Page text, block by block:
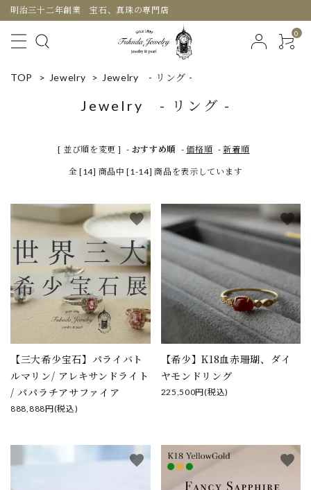
明治三十二年創業 宝石、真珠の専門店
0
TOP > Jewelry > Jewelry - リング -
Jewelry - リング -
[ 並び順を変更 ] - おすすめ順 -価格順 -新着順
全 [14] 商品中 [1-14] 商品を表示しています
【三大希少宝石】パライバト
ルマリン/ アレキサンドライト
/ パパラチアサファイア
888,888円(税込)
favorite
【希少】K18血赤珊瑚、ダイ
ヤモンドリング
225,500円(税込)
favorite
favorite favorite